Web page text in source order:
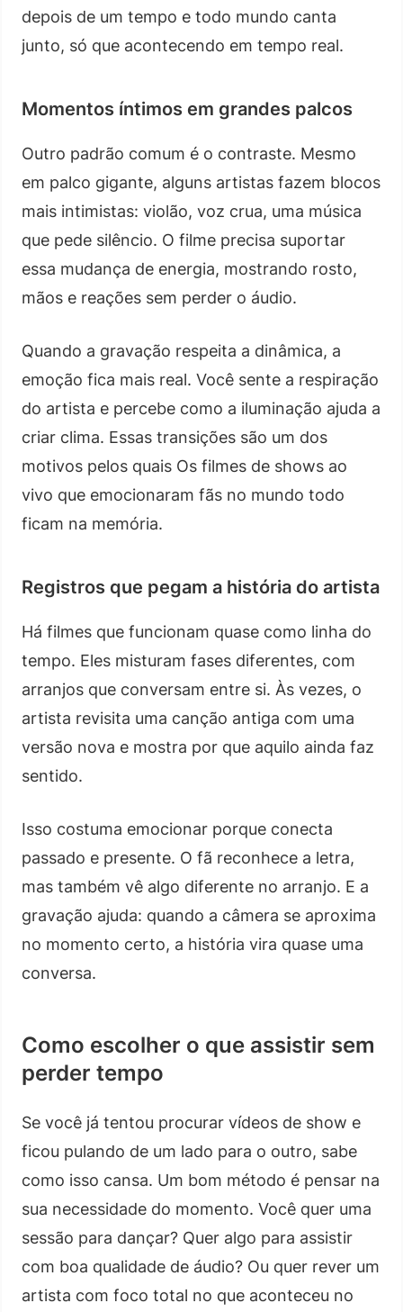
depois de um tempo e todo mundo canta
junto, só que acontecendo em tempo real.
Momentos íntimos em grandes palcos
Outro padrão comum é o contraste. Mesmo
em palco gigante, alguns artistas fazem blocos
mais intimistas: violão, voz crua, uma música
que pede silêncio. O filme precisa suportar
essa mudança de energia, mostrando rosto,
mãos e reações sem perder o áudio.
Quando a gravação respeita a dinâmica, a
emoção fica mais real. Você sente a respiração
do artista e percebe como a iluminação ajuda a
criar clima. Essas transições são um dos
motivos pelos quais Os filmes de shows ao
vivo que emocionaram fãs no mundo todo
ficam na memória.
Registros que pegam a história do artista
Há filmes que funcionam quase como linha do
tempo. Eles misturam fases diferentes, com
arranjos que conversam entre si. Às vezes, o
artista revisita uma canção antiga com uma
versão nova e mostra por que aquilo ainda faz
sentido.
Isso costuma emocionar porque conecta
passado e presente. O fã reconhece a letra,
mas também vê algo diferente no arranjo. E a
gravação ajuda: quando a câmera se aproxima
no momento certo, a história vira quase uma
conversa.
Como escolher o que assistir sem
perder tempo
Se você já tentou procurar vídeos de show e
ficou pulando de um lado para o outro, sabe
como isso cansa. Um bom método é pensar na
sua necessidade do momento. Você quer uma
sessão para dançar? Quer algo para assistir
com boa qualidade de áudio? Ou quer rever um
artista com foco total no que aconteceu no